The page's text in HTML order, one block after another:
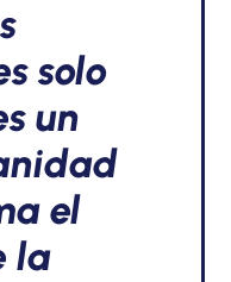
solo
un
el
la